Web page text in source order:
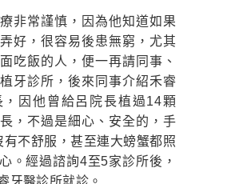
非常謹慎，因為他知道如果
好，很容易後患無窮，尤其
吃飯的人，便一再請同事、
牙診所，後來同事介紹禾睿
，因他曾給呂院長植過14顆
，不過是細心、安全的，手
不舒服，甚至連大螃蟹都照
。經過諮詢4至5家診所後，
牙醫診所就診。